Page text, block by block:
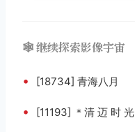
🕸️ 继续探索影像宇宙
• [18734] 青海八月
• [11193] ＊清 迈 时 光